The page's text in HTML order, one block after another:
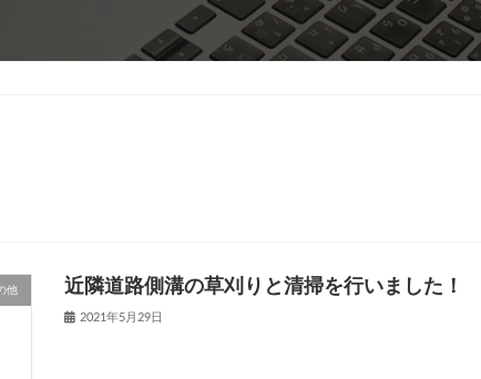
他 近隣道路側溝の草刈りと清掃を行いました！
2021年5月29日